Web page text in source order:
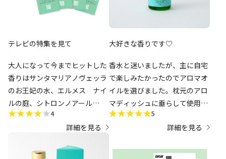
テレビの特集を見て
大人になって今までヒットした
香りはサンタマリアノヴェッラ
のお王妃の水、エルメス ナイ
ルの庭、シトロンノアール
四半世紀つけているのはルラボ
たのは初めてです
4
詳細を見る
大好きな香りです♡
香水と迷いましたが、主に自宅
で楽しみたかったのでアロマオ
イルを選びました。枕元のアロ
マディッシュに垂らして使用し
ています。おかげで心地よく眠
れます。とにかく良い香りで
5
詳細を見る